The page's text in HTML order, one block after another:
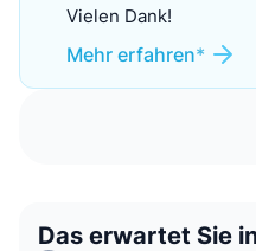
Vielen Dank!
Mehr erfahren
Das erwartet Sie